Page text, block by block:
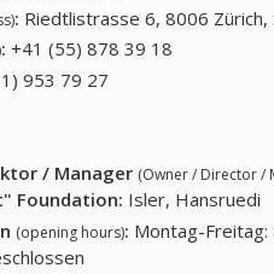
: Riedtlistrasse 6, 8006 Zürich,
: +41 (55) 878 39 18
953 79 27
/ Manager (Owner / Director /
Foundation: Isler, Hansruedi
(opening hours): Montag-Freitag: